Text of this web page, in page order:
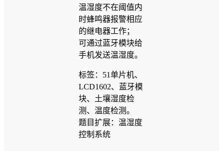
温湿度不在阈值内
时蜂鸣器报警相应
的继电器工作；
可通过蓝牙模块给
手机发送温湿度。
标签：51单片机、
LCD1602、蓝牙模
块、土壤湿度检
测、温度检测。
题目扩展：温湿度
控制系统